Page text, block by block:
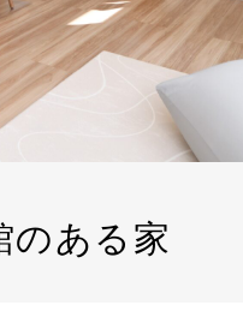
のある家